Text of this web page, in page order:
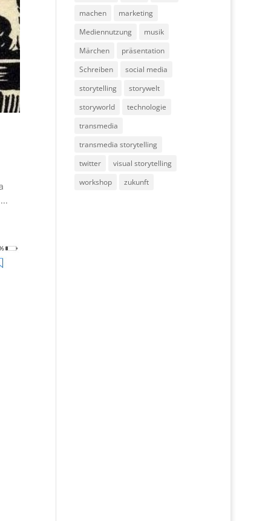
machen
marketing
Mediennutzung
musik
Märchen
präsentation
Schreiben
social media
storytelling
storywelt
storyworld
technologie
transmedia
transmedia storytelling
twitter
visual storytelling
workshop
zukunft